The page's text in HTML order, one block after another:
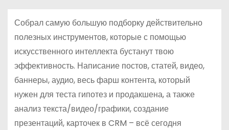
Собрал самую большую подборку действительно
полезных инструментов, которые с помощью
искусственного интеллекта бустанут твою
эффективность. Написание постов, статей, видео,
баннеры, аудио, весь фарш контента, который
нужен для теста гипотез и продакшена, а также
анализ текста/видео/графики, создание
презентаций, карточек в CRM – всё сегодня